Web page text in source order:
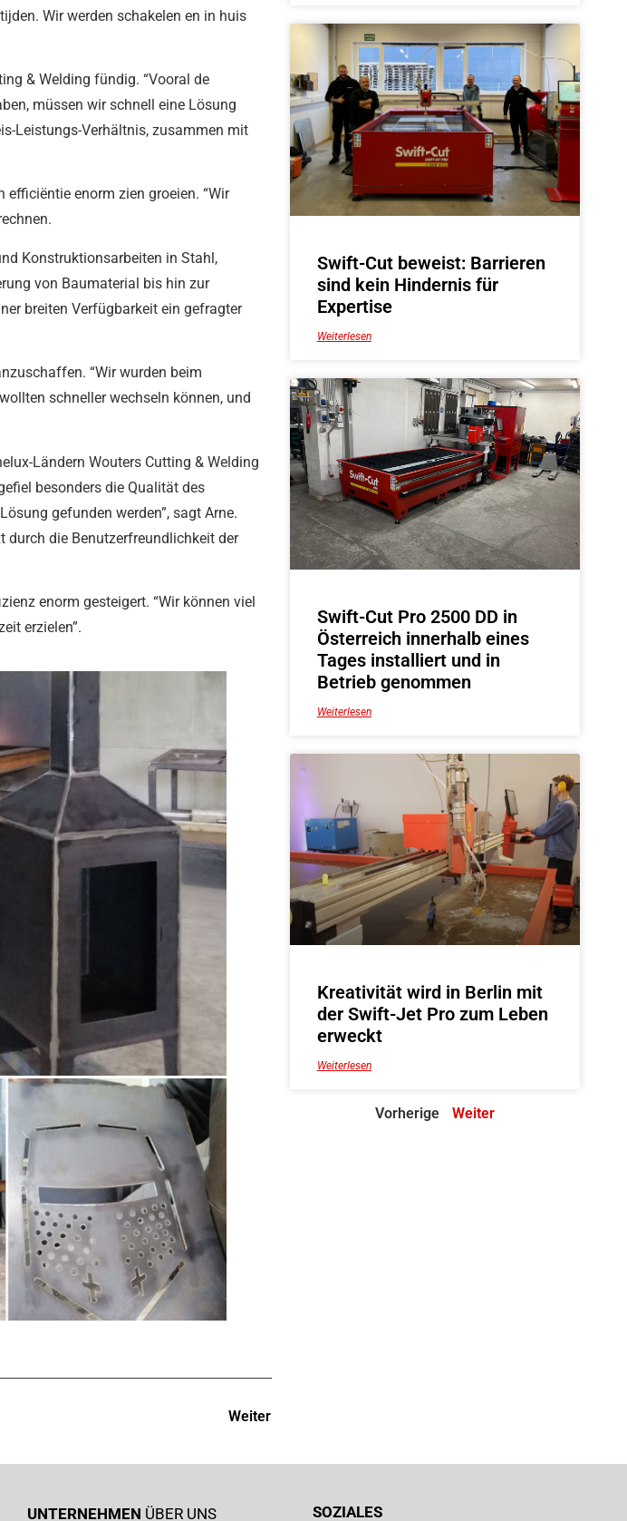
Wir werden schakelen en in huis
& Welding fündig. “Vooral de
müssen wir schnell eine Lösung
Leistungs-Verhältnis, zusammen mit
enorm zien groeien. “Wir
Konstruktionsarbeiten in Stahl,
von Baumaterial bis hin zur
breiten Verfügbarkeit ein gefragter
“Wir wurden beim
schneller wechseln können, und
Ländern Wouters Cutting & Welding
besonders die Qualität des
gefunden werden”, sagt Arne.
durch die Benutzerfreundlichkeit der
enorm gesteigert. “Wir können viel
erzielen”.
Weiter
Swift-Cut beweist: Barrieren
sind kein Hindernis für
Expertise
Weiterlesen
Swift-Cut Pro 2500 DD in
Österreich innerhalb eines
Tages installiert und in
Betrieb genommen
Weiterlesen
Kreativität wird in Berlin mit
der Swift-Jet Pro zum Leben
erweckt
Weiterlesen
Vorherige Weiter
UNTERNEHMEN ÜBER UNS SOZIALES